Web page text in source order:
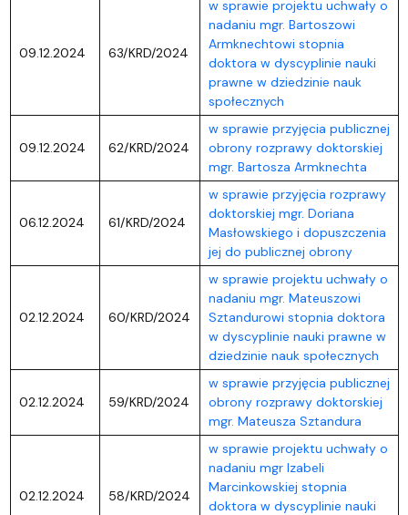
09.12.2024 63/KRD/2024
w sprawie projektu uchwały o
nadaniu mgr. Bartoszowi
Armknechtowi stopnia
doktora w dyscyplinie nauki
prawne w dziedzinie nauk
społecznych
09.12.2024 62/KRD/2024
w sprawie przyjęcia publicznej
obrony rozprawy doktorskiej
mgr. Bartosza Armknechta
06.12.2024 61/KRD/2024
w sprawie przyjęcia rozprawy
doktorskiej mgr. Doriana
Masłowskiego i dopuszczenia
jej do publicznej obrony
02.12.2024 60/KRD/2024
w sprawie projektu uchwały o
nadaniu mgr. Mateuszowi
Sztandurowi stopnia doktora
w dyscyplinie nauki prawne w
dziedzinie nauk społecznych
02.12.2024 59/KRD/2024
w sprawie przyjęcia publicznej
obrony rozprawy doktorskiej
mgr. Mateusza Sztandura
02.12.2024 58/KRD/2024
w sprawie projektu uchwały o
nadaniu mgr Izabeli
Marcinkowskiej stopnia
doktora w dyscyplinie nauki